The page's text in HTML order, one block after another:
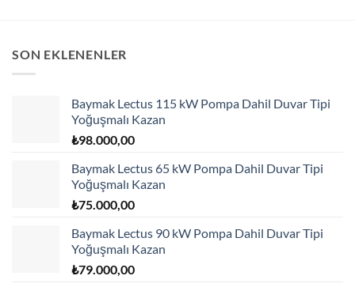
SON EKLENENLER
Baymak Lectus 115 kW Pompa Dahil Duvar Tipi
Yoğuşmalı Kazan
₺98.000,00
Baymak Lectus 65 kW Pompa Dahil Duvar Tipi
Yoğuşmalı Kazan
₺75.000,00
Baymak Lectus 90 kW Pompa Dahil Duvar Tipi
Yoğuşmalı Kazan
₺79.000,00